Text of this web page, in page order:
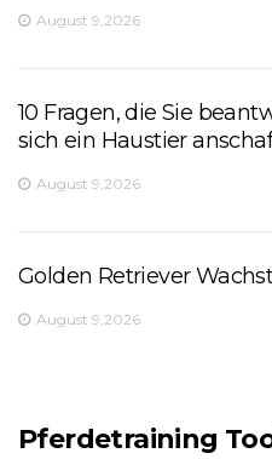
August 9,2026
10 Fragen, die Sie
sich ein Haustier
August 9,2026
Golden Retriever
August 9,2026
Pferdetraining